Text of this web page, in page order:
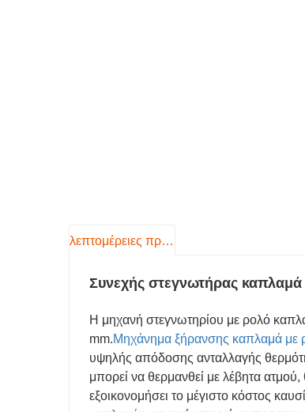
λεπτομέρειες προιόντος
Συνεχής στεγνωτήρας καπλαμά
Η μηχανή στεγνωτηρίου με ρολό
mm.Μηχάνημα ξήρανσης καπλαμά με
υψηλής απόδοσης ανταλλαγής
μπορεί να θερμανθεί με λέβητα
εξοικονομήσει το μέγιστο κόστος